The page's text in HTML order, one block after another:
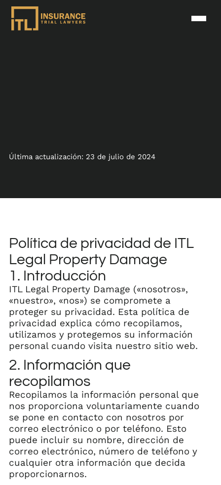
Última actualización: 23 de julio de 2024
Política de privacidad de ITL
Legal Property Damage
1. Introducción
ITL Legal Property Damage («nosotros»,
«nuestro», «nos») se compromete a
proteger su privacidad. Esta política de
privacidad explica cómo recopilamos,
utilizamos y protegemos su información
personal cuando visita nuestro sitio web.
2. Información que
recopilamos
Recopilamos la información personal que
nos proporciona voluntariamente cuando
se pone en contacto con nosotros por
correo electrónico o por teléfono. Esto
puede incluir su nombre, dirección de
correo electrónico, número de teléfono y
cualquier otra información que decida
proporcionarnos.